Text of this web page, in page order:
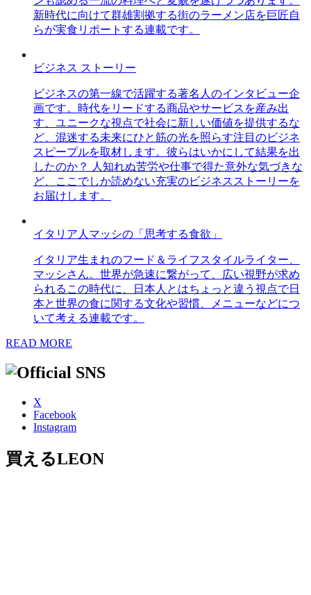
新時代に向けて群雄割拠する街のラーメン店を巨匠自
らが実食リポートする連載です。
ビジネス ストーリー
ビジネスの第一線で活躍する著名人のインタビュー企
画です。時代をリードする商品やサービスを産み出
す、ユニークな視点で社会に新しい価値を提供するな
ど、混迷する未来にひと筋の光を照らす注目のビジネ
スピープルを取材します。彼らはいかにして結果を出
したのか？ 人知れぬ苦労や仕事で得た意外な気づきな
ど、ここでしか読めない充実のビジネスストーリーを
お届けします。
イタリア人マッシの「思考する食欲」
イタリア生まれのフード＆ライフスタイルライター、
マッシさん。世界が急速に繋がって、広い視野が求め
られるこの時代に、日本人とはちょっと違う視点で日
本と世界の食に関する文化や習慣、メニューなどにつ
いて考える連載です。
READ MORE
X
Facebook
Instagram
買えるLEON